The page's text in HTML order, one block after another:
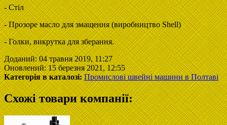
- Стіл
- Прозоре масло для змащення (виробництво Shell)
- Голки, викрутка для зберання.
Доданий: 04 травня 2019, 11:27
Оновлений: 15 березня 2021, 12:55
Категорія в каталозі: Промислові швейні машини в Полтаві
Схожі товари компанії: